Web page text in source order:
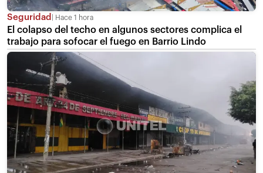
Seguridad Hace 1 hora
El colapso del techo en algunos sectores complica el
trabajo para sofocar el fuego en Barrio Lindo